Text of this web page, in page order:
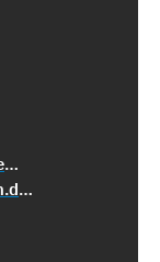
ordnungsamt@saarbruecken.de
http://www.saarbruecken.de/de/rathaus/buergerservice/fundsachen